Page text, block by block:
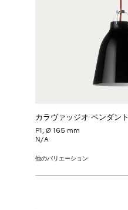
カラヴァッジオ ペンダント
P1, Ø 165 mm
N/A
他のバリエーション